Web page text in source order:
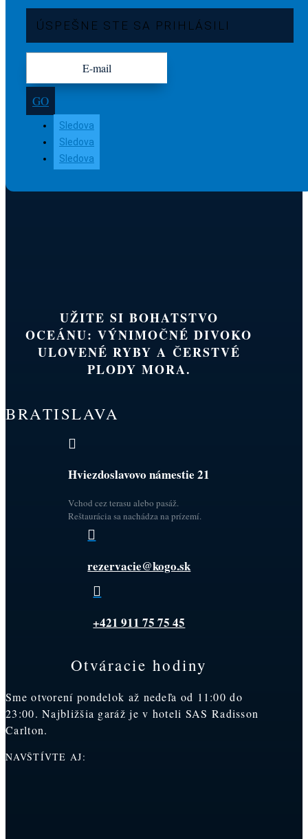
ÚSPEŠNE STE SA PRIHLÁSILI
GO
Sledova
Sledova
Sledova
UŽITE SI BOHATSTVO
OCEÁNU: VÝNIMOČNÉ DIVOKO
ULOVENÉ RYBY A ČERSTVÉ
PLODY MORA.
BRATISLAVA

Hviezdoslavovo námestie 21
Vchod cez terasu alebo pasáž.
Reštaurácia sa nachádza na prízemí.

rezervacie@kogo.sk

+421 911 75 75 45
Otváracie hodiny
Sme otvorení pondelok až nedeľa od 11:00 do
23:00. Najbližšia garáž je v hoteli SAS Radisson
Carlton.
NAVŠTÍVTE AJ: